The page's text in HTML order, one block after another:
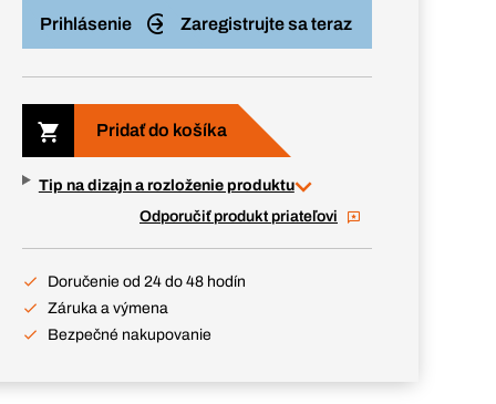
Prihlásenie Zaregistrujte sa teraz
Pridať do košíka
Tip na dizajn a rozloženie produktu
Odporučiť produkt priateľovi
Doručenie od 24 do 48 hodín
Záruka a výmena
Bezpečné nakupovanie